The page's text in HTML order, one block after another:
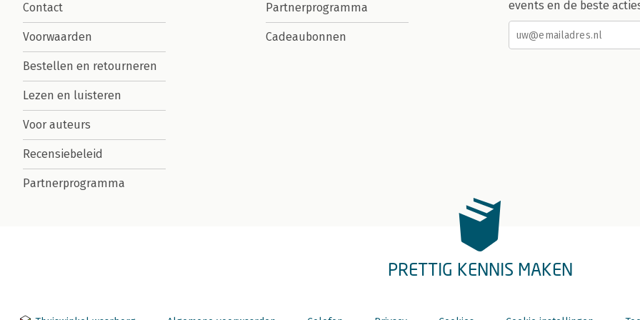
Contact
Voorwaarden
Bestellen en retourneren
Lezen en luisteren
Voor auteurs
Recensiebeleid
Partnerprogramma
Partnerprogramma
Cadeaubonnen
events en de beste
PRETTIG KENNIS MAKEN